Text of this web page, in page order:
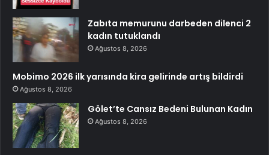
Zabıta memurunu darbeden dilenci 2
kadın tutuklandı
Ağustos 8, 2026
Mobimo 2026 ilk yarısında kira gelirinde artış bildirdi
Ağustos 8, 2026
Gölet’te Cansız Bedeni Bulunan Kadın
Ağustos 8, 2026